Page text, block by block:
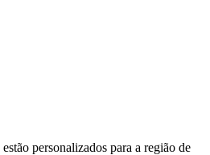
estão personalizados para a região de